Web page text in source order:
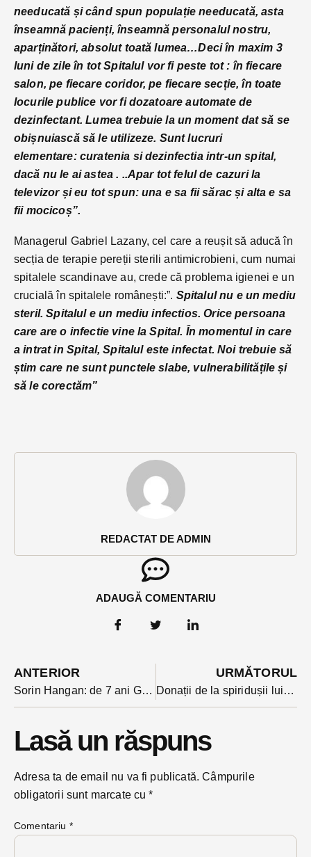
REDACTAT DE ADMIN
ADAUGĂ COMENTARIU
needucată și când spun populație needucată, asta
înseamnă pacienți, înseamnă personalul nostru,
aparținători, absolut toată lumea…Deci în maxim 3
luni de zile în tot Spitalul vor fi peste tot : în fiecare
salon, pe fiecare coridor, pe fiecare secție, în toate
locurile publice vor fi dozatoare automate de
dezinfectant. Lumea trebuie la un moment dat să se
obișnuiască să le utilizeze. Sunt lucruri
elementare: curatenia si dezinfectia intr-un spital,
dacă nu le ai astea . ..Apar tot felul de cazuri la
televizor și eu tot spun: una e sa fii sărac și alta e sa
fii mocicoș”.
Managerul Gabriel Lazany, cel care a reușit să aducă în
secția de terapie pereții sterili antimicrobieni, cum numai
spitalele scandinave au, crede că problema igienei e un
crucială în spitalele românești:”. Spitalul nu e un mediu
steril. Spitalul e un mediu infectios. Orice persoana
care are o infectie vine la Spital. În momentul in care
a intrat in Spital, Spitalul este infectat. Noi trebuie să
știm care ne sunt punctele slabe, vulnerabilitățile și
să le corectăm”
ANTERIOR
Sorin Hangan: de 7 ani Guvernul PSD și-a luat mâna de pe Bistrița. Ce a calculat liderul PNL
URMĂTORUL
Donații de la spiridușii lui Moș Crăciun pentru copiii din Slătinița
Lasă un răspuns
Adresa ta de email nu va fi publicată. Câmpurile
obligatorii sunt marcate cu*
Comentariu *